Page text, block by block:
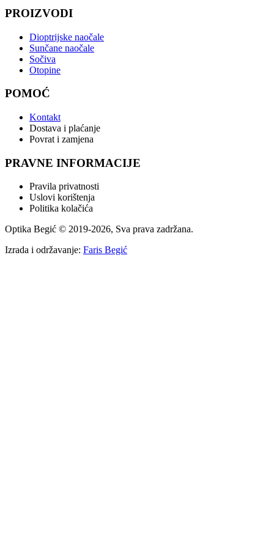
PROIZVODI
Dioptrijske naočale
Sunčane naočale
Sočiva
Otopine
POMOĆ
Kontakt
Dostava i plaćanje
Povrat i zamjena
PRAVNE INFORMACIJE
Pravila privatnosti
Uslovi korištenja
Politika kolačića
Optika Begić © 2019-2026, Sva prava zadržana.
Izrada i održavanje: Faris Begić